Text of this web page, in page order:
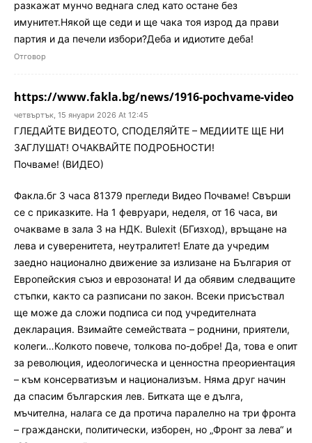
разкажат мунчо веднага след като остане без
имунитет.Някой ще седи и ще чака тоя изрод да прави
партия и да печели избори?Деба и идиотите деба!
Отговор
https://www.fakla.bg/news/1916-pochvame-video
четвъртък, 15 януари 2026 At 12:45
ГЛЕДАЙТЕ ВИДЕОТО, СПОДЕЛЯЙТЕ – МЕДИИТЕ ЩЕ НИ
ЗАГЛУШАТ! ОЧАКВАЙТЕ ПОДРОБНОСТИ!
Почваме! (ВИДЕО)
Факла.бг 3 часа 81379 прегледи Видео Почваме! Свърши
се с приказките. На 1 февруари, неделя, от 16 часа, ви
очакваме в зала 3 на НДК. Bulexit (БГизход), връщане на
лева и суверенитета, неутралитет! Елате да учредим
заедно национално движение за излизане на България от
Европейския съюз и еврозоната! И да обявим следващите
стъпки, както са разписани по закон. Всеки присъствал
ще може да сложи подписа си под учредителната
декларация. Взимайте семействата – роднини, приятели,
колеги…Колкото повече, толкова по-добре! Да, това е опит
за революция, идеологическа и ценностна преориентация
– към консерватизъм и национализъм. Няма друг начин
да спасим българския лев. Битката ще е дълга,
мъчителна, налага се да протича паралелно на три фронта
– граждански, политически, изборен, но „Фронт за лева“ и